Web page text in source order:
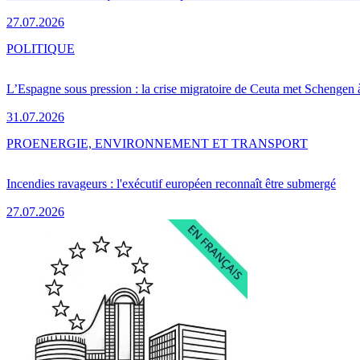
27.07.2026
L’Espagne sous pression : la crise migratoire de Ceuta met Schengen
31.07.2026
POLITIQUE
Incendies ravageurs : l'exécutif européen reconnaît être submergé
27.07.2026
PROENERGIE, ENVIRONNEMENT ET TRANSPORT